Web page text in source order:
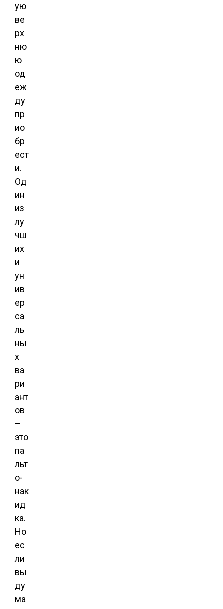
ую
ве
рх
ню
ю
од
еж
ду
пр
ио
бр
ест
и.
Од
ин
из
лу
чш
их
и
ун
ив
ер
са
ль
ны
х
ва
ри
ант
ов
–
это
па
льт
о-
нак
ид
ка.
Но
ес
ли
вы
ду
ма